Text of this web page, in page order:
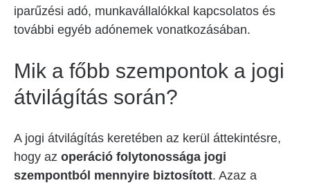
iparűzési adó, munkavállalókkal kapcsolatos és
további egyéb adónemek vonatkozásában.
Mik a főbb szempontok a jogi
átvilágítás során?
A jogi átvilágítás keretében az kerül áttekintésre,
hogy az operáció folytonossága jogi
szempontból mennyire biztosított. Azaz a